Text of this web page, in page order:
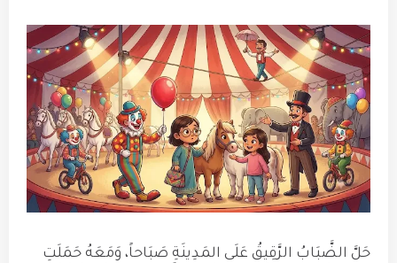
حَلَّ الضَّبَابُ الرَّقِيقُ عَلَى المَدِينَةِ صَبَاحاً، وَمَعَهُ حَمَلَتِ